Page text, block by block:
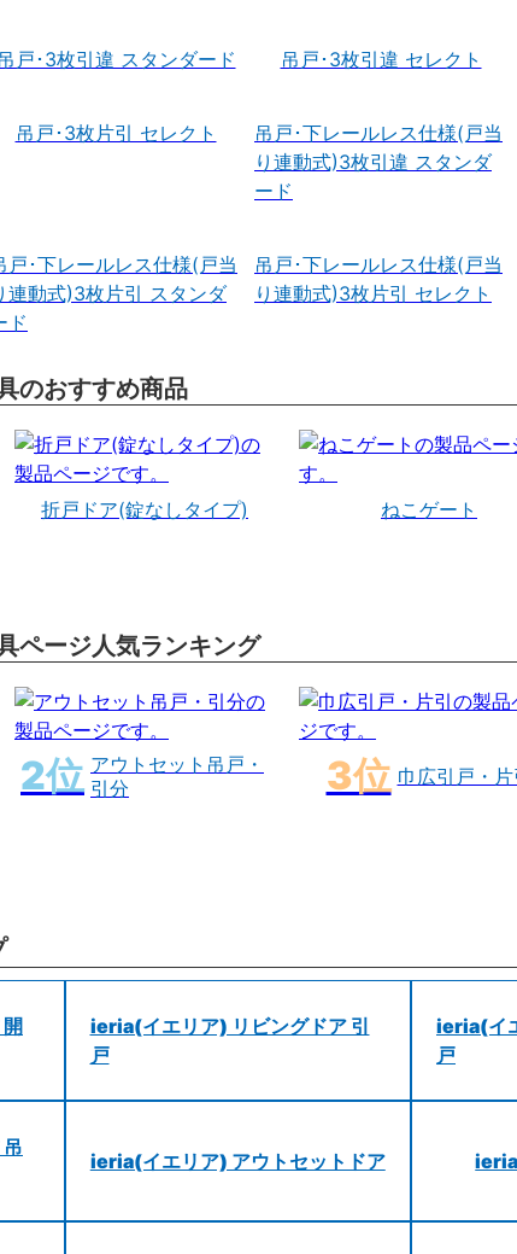
吊戸･3枚引違 スタンダード 吊戸･3枚引違 セレクト
吊戸･3枚片引 セレクト
吊戸･下レールレス仕様(戸当
り連動式)3枚引違 スタンダ
ード
戸･下レールレス仕様(戸当
連動式)3枚片引 スタンダ
ド
吊戸･下レールレス仕様(戸当
り連動式)3枚片引 セレクト
のおすすめ商品
折戸ドア(錠なしタイプ)
ねこゲート
ページ人気ランキング
アウトセット吊戸・
引分
巾広引戸・片
ieria(イエリア) リビングドア 引
戸
ieria(イ
戸
ieria(イエリア) アウトセットドア